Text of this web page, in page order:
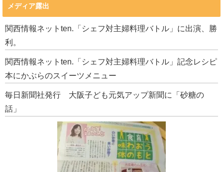
メディア露出
関西情報ネットten.「シェフ対主婦料理バトル」に出演、勝
利。
関西情報ネットten.「シェフ対主婦料理バトル」記念レシピ
本にかぶらのスイーツメニュー
毎日新聞社発行 大阪子ども元気アップ新聞に「砂糖の
話」